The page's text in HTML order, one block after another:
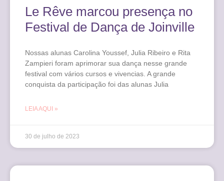
Le Rêve marcou presença no
Festival de Dança de Joinville
Nossas alunas Carolina Youssef, Julia Ribeiro e Rita
Zampieri foram aprimorar sua dança nesse grande
festival com vários cursos e vivencias. A grande
conquista da participação foi das alunas Julia
LEIA AQUI »
30 de julho de 2023